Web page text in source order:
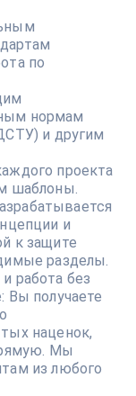
по
нормам
и другим
проекта
шаблоны.
и
к защите
разделы.
работа без
Вы получаете
наценок,
Мы
из любого